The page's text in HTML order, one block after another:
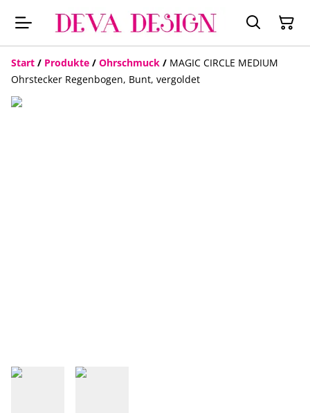
Start / Produkte / Ohrschmuck / MAGIC CIRCLE MEDIUM
Ohrstecker Regenbogen, Bunt, vergoldet